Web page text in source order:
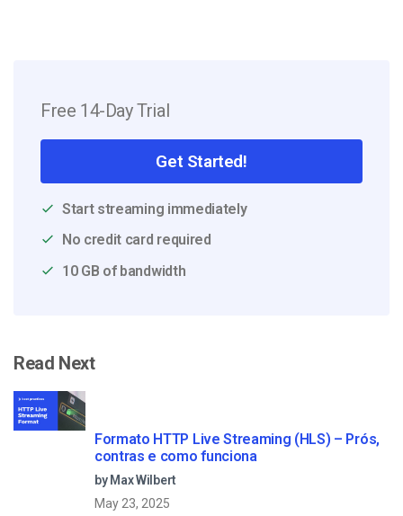
Free 14-Day Trial
Get Started!
Start streaming immediately
No credit card required
10 GB of bandwidth
Read Next
Formato HTTP Live Streaming (HLS) – Prós,
contras e como funciona
by Max Wilbert
May 23, 2025